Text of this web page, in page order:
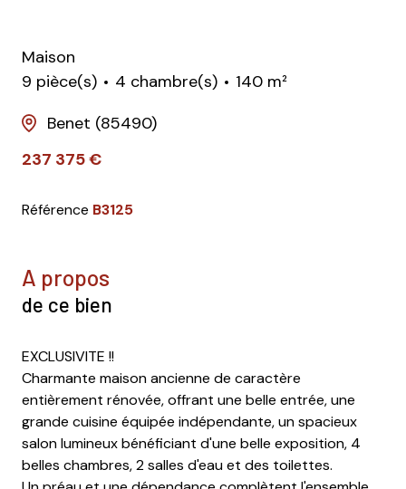
Maison
9 pièce(s)
4 chambre(s)
140 m²
Benet (85490)
237 375 €
Référence B3125
a propos
de ce bien
EXCLUSIVITE !!
Charmante maison ancienne de caractère
entièrement rénovée, offrant une belle entrée, une
grande cuisine équipée indépendante, un spacieux
salon lumineux bénéficiant d'une belle exposition, 4
belles chambres, 2 salles d'eau et des toilettes.